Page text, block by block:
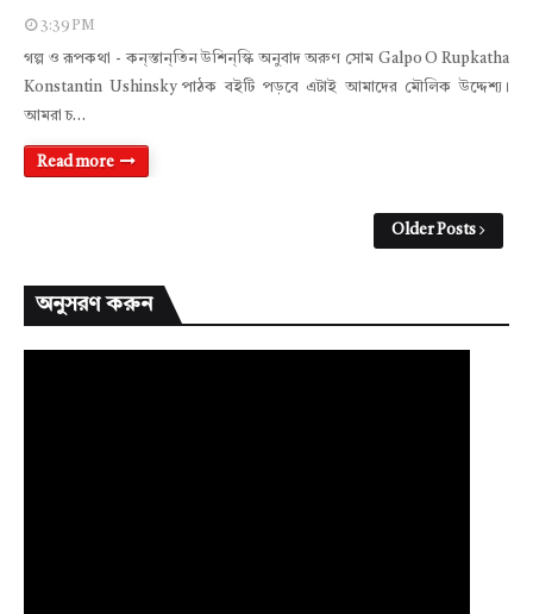
3:39 PM
গল্প ও রূপকথা - কন্‌স্তান্‌তিন উশিন্‌স্কি অনুবাদ অরুণ সোম Galpo O Rupkatha
Konstantin Ushinsky পাঠক বইটি পড়বে এটাই আমাদের মৌলিক উদ্দেশ্য।
আমরা চ…
Read more
Older Posts
অনুসরণ করুন